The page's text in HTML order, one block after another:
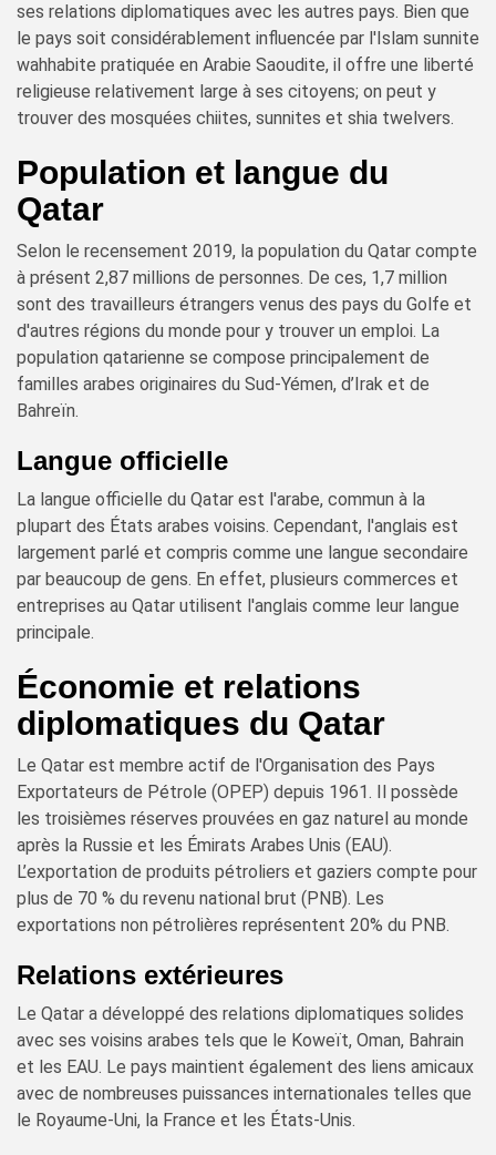
ses relations diplomatiques avec les autres pays. Bien que
le pays soit considérablement influencée par l'Islam sunnite
wahhabite pratiquée en Arabie Saoudite, il offre une liberté
religieuse relativement large à ses citoyens; on peut y
trouver des mosquées chiites, sunnites et shia twelvers.
Population et langue du
Qatar
Selon le recensement 2019, la population du Qatar compte
à présent 2,87 millions de personnes. De ces, 1,7 million
sont des travailleurs étrangers venus des pays du Golfe et
d'autres régions du monde pour y trouver un emploi. La
population qatarienne se compose principalement de
familles arabes originaires du Sud-Yémen, d’Irak et de
Bahreïn.
Langue officielle
La langue officielle du Qatar est l'arabe, commun à la
plupart des États arabes voisins. Cependant, l'anglais est
largement parlé et compris comme une langue secondaire
par beaucoup de gens. En effet, plusieurs commerces et
entreprises au Qatar utilisent l'anglais comme leur langue
principale.
Économie et relations
diplomatiques du Qatar
Le Qatar est membre actif de l'Organisation des Pays
Exportateurs de Pétrole (OPEP) depuis 1961. Il possède
les troisièmes réserves prouvées en gaz naturel au monde
après la Russie et les Émirats Arabes Unis (EAU).
L’exportation de produits pétroliers et gaziers compte pour
plus de 70 % du revenu national brut (PNB). Les
exportations non pétrolières représentent 20% du PNB.
Relations extérieures
Le Qatar a développé des relations diplomatiques solides
avec ses voisins arabes tels que le Koweït, Oman, Bahrain
et les EAU. Le pays maintient également des liens amicaux
avec de nombreuses puissances internationales telles que
le Royaume-Uni, la France et les États-Unis.